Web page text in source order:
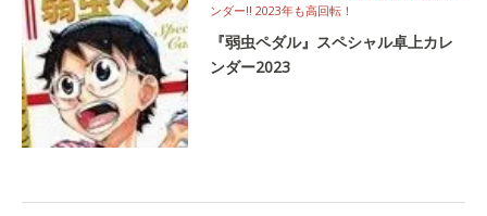
ンダー!! 2023年も高回転！
『弱虫ペダル』スペシャル卓上カレ
ンダー2023